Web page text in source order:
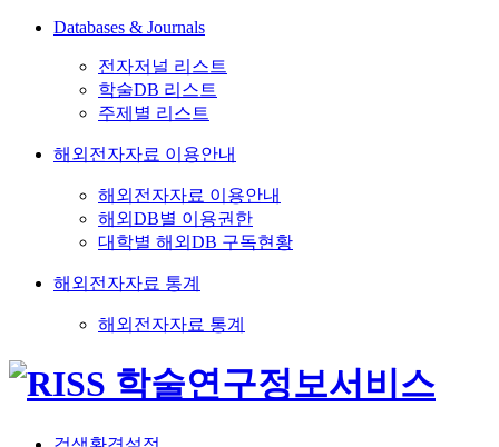
Databases & Journals
전자저널 리스트
학술DB 리스트
주제별 리스트
해외전자자료 이용안내
해외전자자료 이용안내
해외DB별 이용권한
대학별 해외DB 구독현황
해외전자자료 통계
해외전자자료 통계